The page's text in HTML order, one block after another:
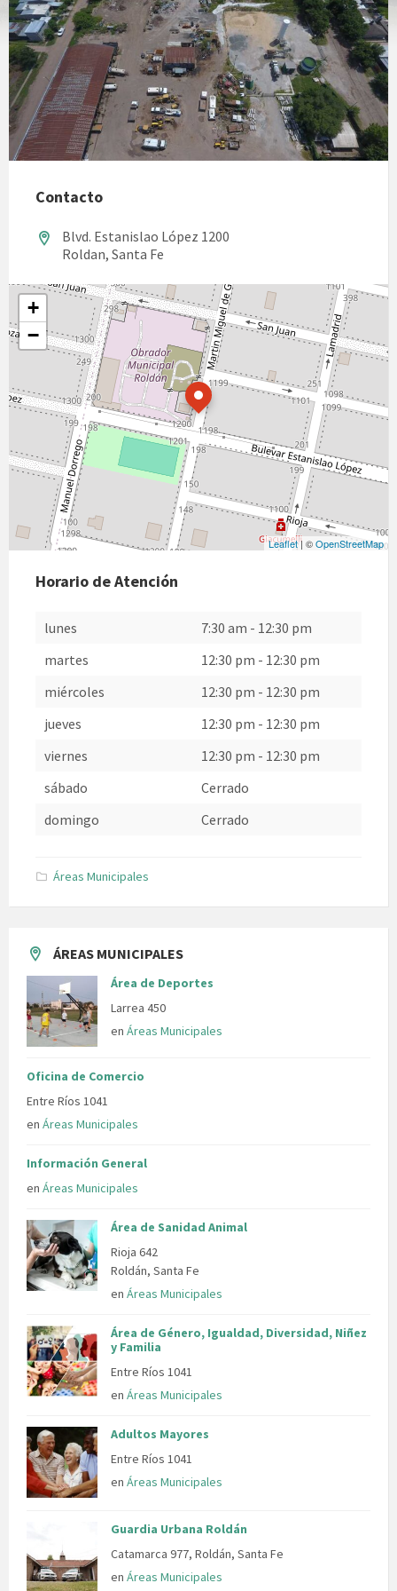
Contacto
Blvd. Estanislao López 1200
Roldan, Santa Fe
+
−
Leaflet| ©OpenStreetMap
Horario de Atención
lunes 7:30 am - 12:30 pm
martes
12:30 pm - 12:30 pm
miércoles
12:30 pm - 12:30 pm
jueves
12:30 pm - 12:30 pm
viernes
12:30 pm - 12:30 pm
sábado
Cerrado
domingo
Cerrado
Áreas Municipales
ÁREAS MUNICIPALES
Área de Deportes
Larrea 450
en Áreas Municipales
Oficina de Comercio
Entre Ríos 1041
en Áreas Municipales
Información General
en Áreas Municipales
Área de Sanidad Animal
Rioja 642
Roldán, Santa Fe
en Áreas Municipales
Área de Género, Igualdad, Diversidad, Niñez
y Familia
Entre Ríos 1041
en Áreas Municipales
Adultos Mayores
Entre Ríos 1041
en Áreas Municipales
Guardia Urbana Roldán
Catamarca 977, Roldán, Santa Fe
en Áreas Municipales